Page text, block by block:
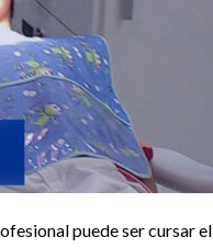
puede ser cursar el